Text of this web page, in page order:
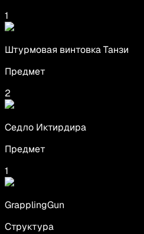
1
Штурмовая винтовка Танзи
Предмет
2
Седло Иктирдира
Предмет
1
GrapplingGun
Структура